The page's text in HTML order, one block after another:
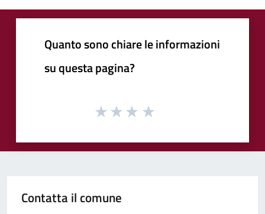
Quanto sono chiare le informazioni
su questa pagina?
Contatta il comune